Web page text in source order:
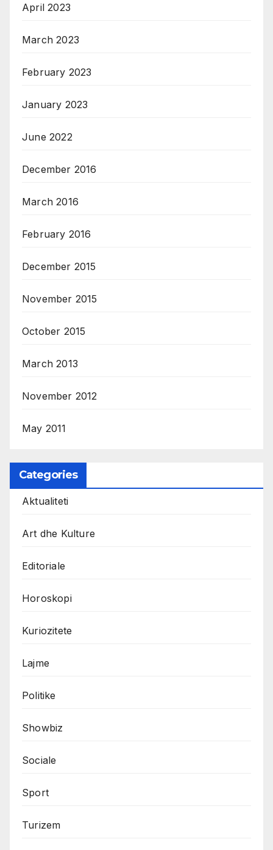
April 2023
March 2023
February 2023
January 2023
June 2022
December 2016
March 2016
February 2016
December 2015
November 2015
October 2015
March 2013
November 2012
May 2011
Categories
Aktualiteti
Art dhe Kulture
Editoriale
Horoskopi
Kuriozitete
Lajme
Politike
Showbiz
Sociale
Sport
Turizem